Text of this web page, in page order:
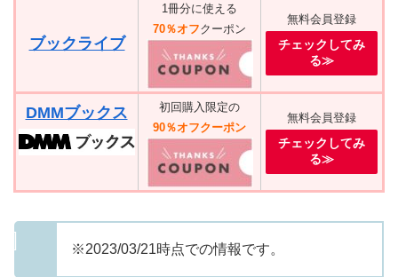
ブックライブ
1冊分に使える
70％オフクーポン
無料会員登録
チェックしてみ
る≫
DMMブックス
初回購入限定の
90％オフクーポン
無料会員登録
チェックしてみ
る≫
※2023/03/21時点での情報です。